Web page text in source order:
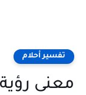
تفسير أحلام
معنى